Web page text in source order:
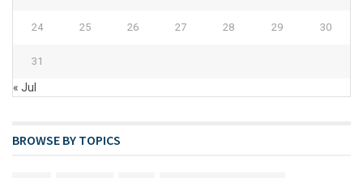
24 25 26 27 28 29 30
31
« Jul
BROWSE BY TOPICS